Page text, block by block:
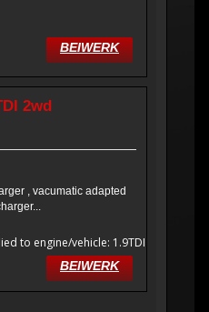
BEIWERK
2wd
, vacumatic adapted
to engine/vehicle: 1.9TDI
BEIWERK